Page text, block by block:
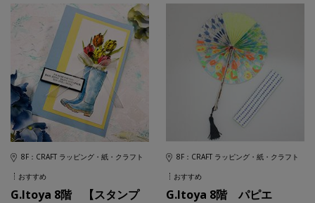
8F：CRAFT ラッピング・紙・クラフト
おすすめ
G.Itoya 8階 【スタンプ
8F：CRAFT ラッピング・紙・クラフト
おすすめ
G.Itoya 8階 パピエ